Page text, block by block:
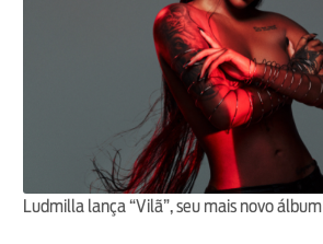
Ludmilla lança “Vilã”, seu mais novo álbum